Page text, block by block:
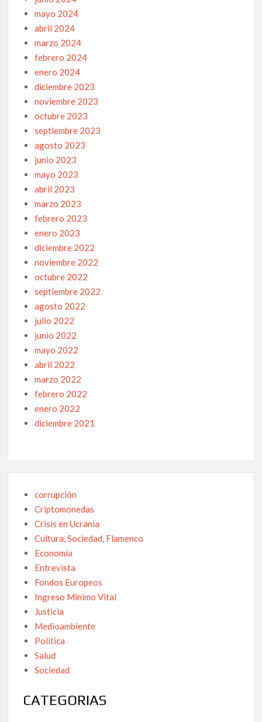
mayo 2024
abril 2024
marzo 2024
febrero 2024
enero 2024
diciembre 2023
noviembre 2023
octubre 2023
septiembre 2023
agosto 2023
junio 2023
mayo 2023
abril 2023
marzo 2023
febrero 2023
enero 2023
diciembre 2022
noviembre 2022
octubre 2022
septiembre 2022
agosto 2022
julio 2022
junio 2022
mayo 2022
abril 2022
marzo 2022
febrero 2022
enero 2022
diciembre 2021
corrupción
Criptomonedas
Crisis en Ucrania
Cultura, Sociedad, Flamenco
Economía
Entrevista
Fondos Europeos
Ingreso Mínimo Vital
Justicia
Medioambiente
Política
Salud
Sociedad
CATEGORIAS